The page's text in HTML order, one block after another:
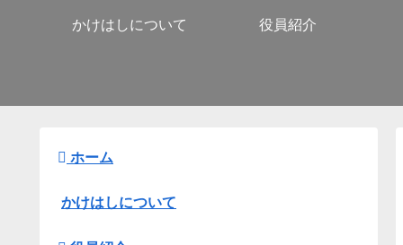
かけはしについて 役員紹介
ホーム
かけはしについて